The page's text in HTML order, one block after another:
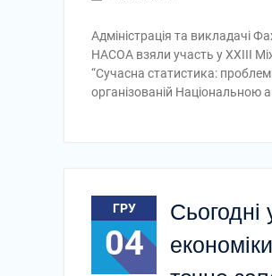
Адміністрація та викладачі
НАСОА взяли участь у XXІІI
“Сучасна статистика:
організованій Національною
ГРУ
04